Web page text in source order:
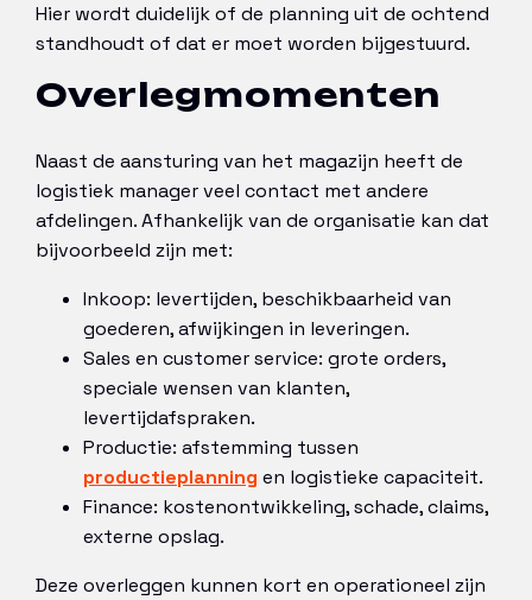
Hier wordt duidelijk of de planning uit de ochtend
standhoudt of dat er moet worden bijgestuurd.
Overlegmomenten
Naast de aansturing van het magazijn heeft de
logistiek manager veel contact met andere
afdelingen. Afhankelijk van de organisatie kan dat
bijvoorbeeld zijn met:
Inkoop: levertijden, beschikbaarheid van
goederen, afwijkingen in leveringen.
Sales en customer service: grote orders,
speciale wensen van klanten,
levertijdafspraken.
Productie: afstemming tussen
productieplanning en logistieke capaciteit.
Finance: kostenontwikkeling, schade, claims,
externe opslag.
Deze overleggen kunnen kort en operationeel zijn